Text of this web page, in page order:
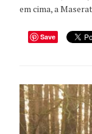
em cima, a
Save